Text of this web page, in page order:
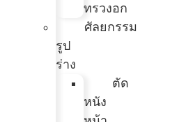
ทรวงอก
ศัลยกรรม
รูป
ร่าง
ตัด
หนัง